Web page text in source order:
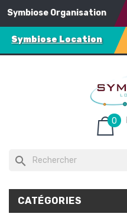
Symbiose Organisation
Symbiose Location
0
search
CATÉGORIES